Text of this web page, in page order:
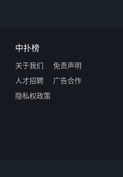
中扑榜
关于我们
免责声明
人才招聘
广告合作
隐私权政策